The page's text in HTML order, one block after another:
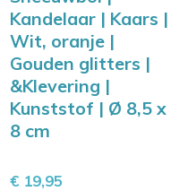
Kandelaar | Kaars |
Wit, oranje |
Gouden glitters |
&Klevering |
Kunststof | Ø 8,5 x
8 cm
€ 19,95